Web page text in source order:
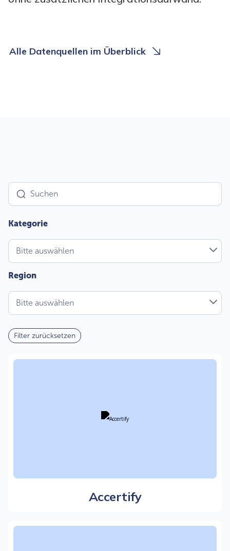
Alle Datenquellen im Überblick
U
Bitte auswählen
Bitte auswählen
Filter zurücksetzen
Accertify